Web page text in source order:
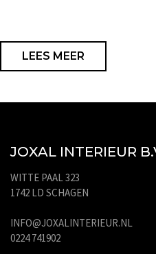
LEES MEER
JOXAL INTERIEUR
WITTE PAAL 323
1742 LD SCHAGEN
INFO@JOXALINTERIEUR.NL
0224 741902